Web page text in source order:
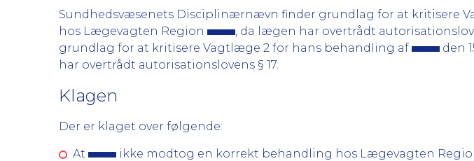
Sundhedsvæsenets Disciplinærnævn finder grundlag for at kritisere
hos Lægevagten Region
, da lægen har overtrådt
grundlag for at kritisere Vagtlæge 2 for hans behandling af
den
har overtrådt autorisationslovens § 17.
Klagen
Der er klaget over følgende:
At ikke modtog en korrekt behandling hos Lægevagten